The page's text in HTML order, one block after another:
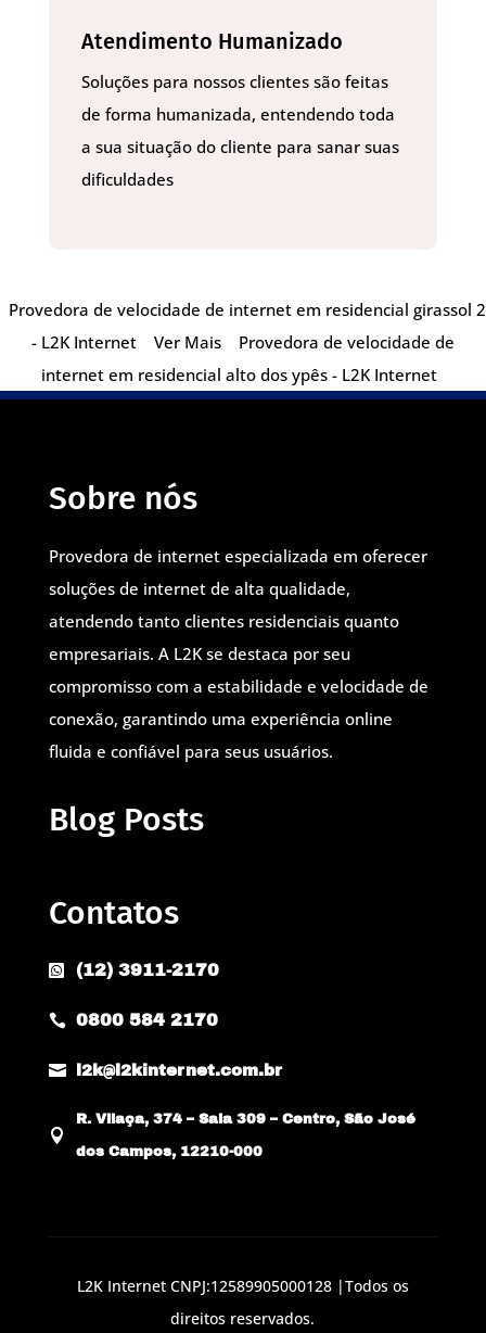
Atendimento Humanizado
Soluções para nossos clientes são feitas
de forma humanizada, entendendo toda
a sua situação do cliente para sanar suas
dificuldades
Provedora de velocidade de internet em residencial girassol 2
- L2K Internet
Ver Mais
Provedora de velocidade de
internet em residencial alto dos ypês - L2K Internet
Sobre nós
Provedora de internet especializada em oferecer
soluções de internet de alta qualidade,
atendendo tanto clientes residenciais quanto
empresariais. A L2K se destaca por seu
compromisso com a estabilidade e velocidade de
conexão, garantindo uma experiência online
fluida e confiável para seus usuários.
Blog Posts
Contatos
 (12) 3911-2170
 0800 584 2170
 l2k@l2kinternet.com.br

R. Vilaça, 374 – Sala 309 – Centro, São José
dos Campos, 12210-000
L2K Internet CNPJ:12589905000128 |Todos os
direitos reservados.